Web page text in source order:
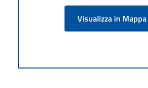
Visualizza in Mappa